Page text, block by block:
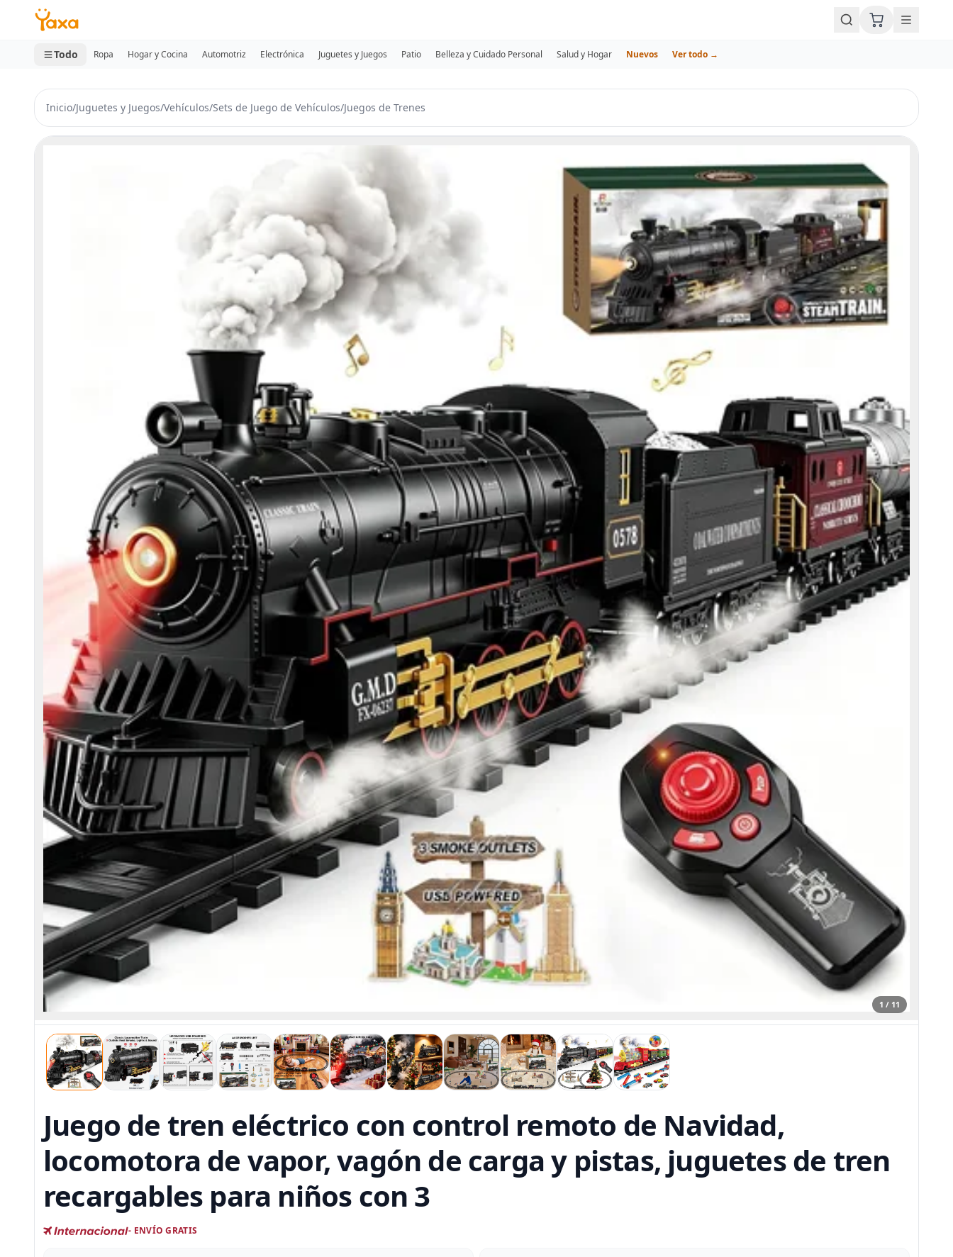
MINI CARRITO
0 productos
Todo Ropa Hogar y Cocina Automotriz Electrónica Juguetes y Juegos Patio Belleza y Cuidado Personal Salud y Hogar Nuevos Ver todo →
Inicio/Juguetes y Juegos/Vehículos/Sets de Juego de Vehículos/Juegos de Trenes
1 / 11
Juego de tren eléctrico con control remoto de Navidad,
locomotora de vapor, vagón de carga y pistas, juguetes de tren
recargables para niños con 3
- ENVÍO GRATIS